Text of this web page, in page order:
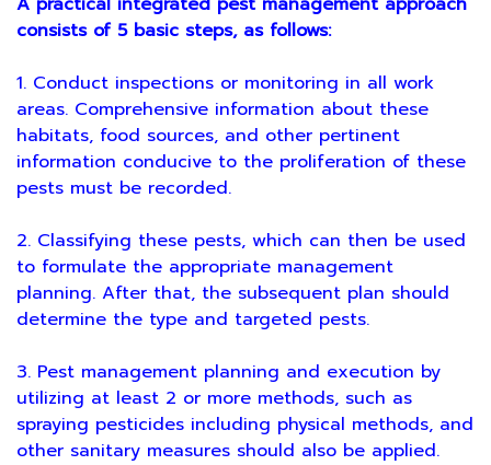
consists of 5 basic steps, as follows:
1. Conduct inspections or monitoring in all work
areas. Comprehensive information about these
habitats, food sources, and other pertinent
information conducive to the proliferation of these
pests must be recorded.
2. Classifying these pests, which can then be used
to formulate the appropriate management
planning. After that, the subsequent plan should
determine the type and targeted pests.
3. Pest management planning and execution by
utilizing at least 2 or more methods, such as
spraying pesticides including physical methods, and
other sanitary measures should also be applied.